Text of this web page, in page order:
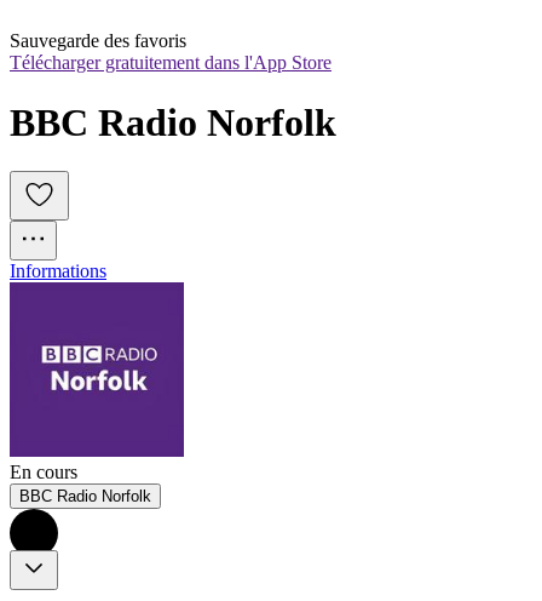
Sauvegarde des favoris
Télécharger gratuitement dans l'App Store
BBC Radio Norfolk
Informations
En cours
BBC Radio Norfolk